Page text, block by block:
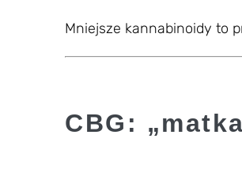
Mniejsze kannabinoidy to
CBG: